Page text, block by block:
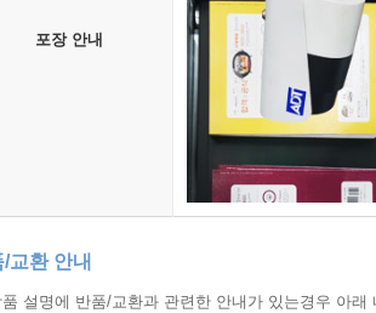
포장 안내
/교환 안내
설명에 반품/교환과 관련한 안내가 있는경우 아